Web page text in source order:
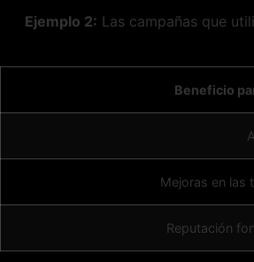
Ejemplo 2: Las campañas que
Beneficio
Mejoras en las
Reputación